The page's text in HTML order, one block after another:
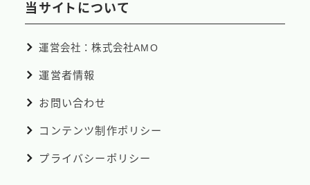
当サイトについて
運営会社：株式会社AMO
運営者情報
お問い合わせ
コンテンツ制作ポリシー
プライバシーポリシー